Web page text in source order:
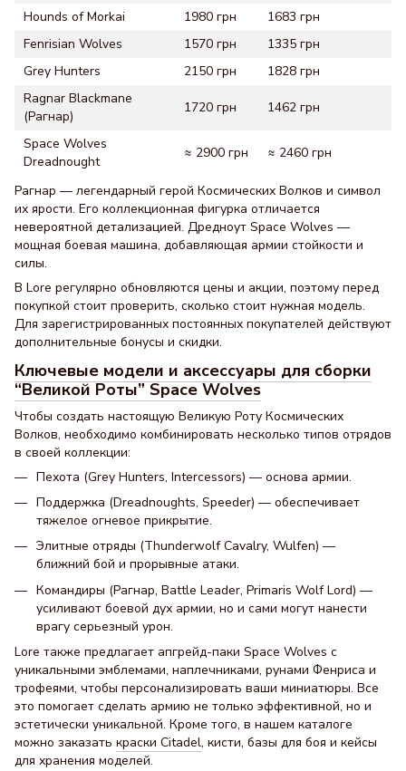
Hounds of Morkai
1980 грн
1683 грн
Fenrisian Wolves
1570 грн
1335 грн
Grey Hunters
2150 грн
1828 грн
Ragnar Blackmane
(Рагнар)
1720 грн 1462 грн
Space Wolves
Dreadnought
≈ 2900 грн ≈ 2460 грн
Рагнар — легендарный герой Космических Волков и символ
их ярости. Его коллекционная фигурка отличается
невероятной детализацией. Дредноут Space Wolves —
мощная боевая машина, добавляющая армии стойкости и
силы.
В Lore регулярно обновляются цены и акции, поэтому перед
покупкой стоит проверить, сколько стоит нужная модель.
Для зарегистрированных постоянных покупателей действуют
дополнительные бонусы и скидки.
Ключевые модели и аксессуары для сборки
“Великой Роты” Space Wolves
Чтобы создать настоящую Великую Роту Космических
Волков, необходимо комбинировать несколько типов отрядов
в своей коллекции:
Пехота (Grey Hunters, Intercessors) — основа армии.
Поддержка (Dreadnoughts, Speeder) — обеспечивает
тяжелое огневое прикрытие.
Элитные отряды (Thunderwolf Cavalry, Wulfen) —
ближний бой и прорывные атаки.
Командиры (Рагнар, Battle Leader, Primaris Wolf Lord) —
усиливают боевой дух армии, но и сами могут нанести
врагу серьезный урон.
Lore также предлагает апгрейд-паки Space Wolves с
уникальными эмблемами, наплечниками, рунами Фенриса и
трофеями, чтобы персонализировать ваши миниатюры. Все
это помогает сделать армию не только эффективной, но и
эстетически уникальной. Кроме того, в нашем каталоге
можно заказать краски Citadel, кисти, базы для боя и кейсы
для хранения моделей.